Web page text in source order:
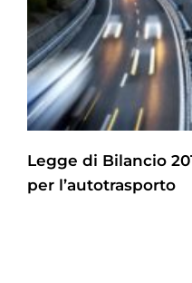
Legge di Bilancio
per l’autotrasporto